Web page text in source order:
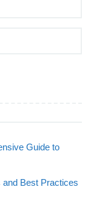
Guide to
and Best Practices